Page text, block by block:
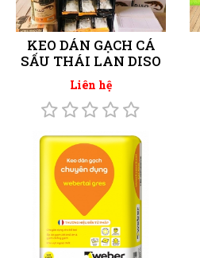
KEO DÁN GẠCH CÁ
SẤU THÁI LAN DISO
Liên hệ